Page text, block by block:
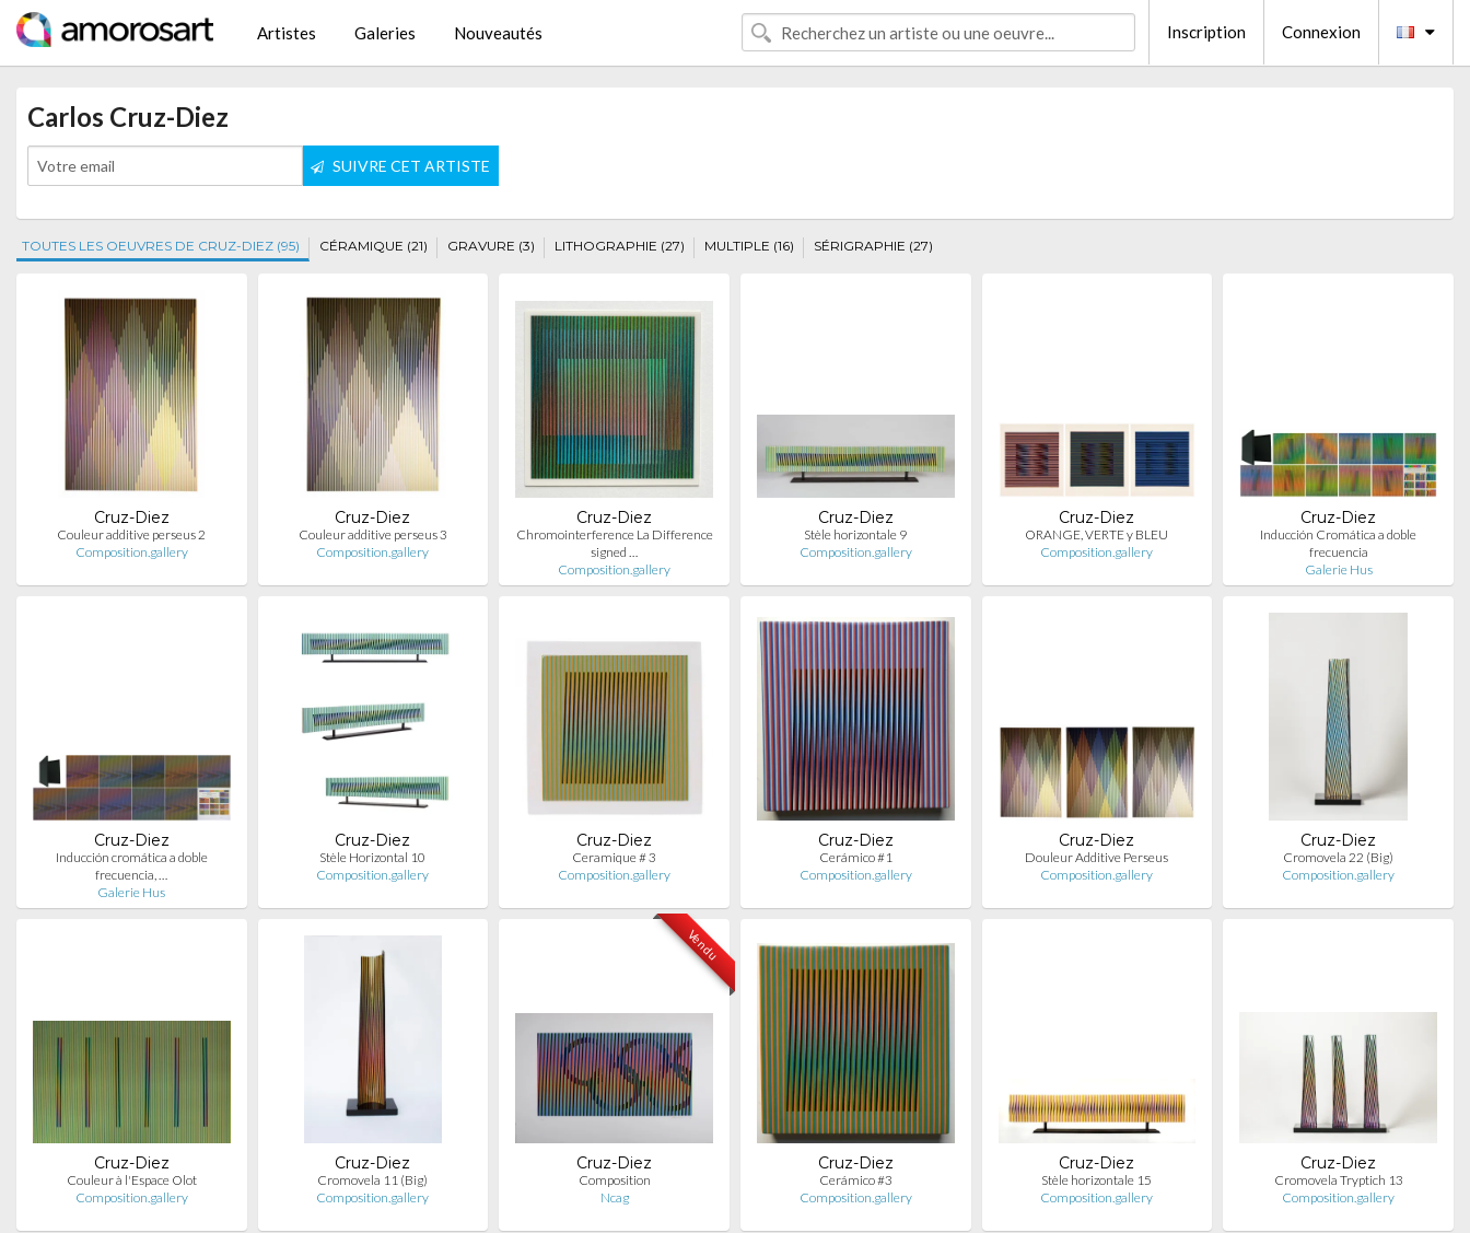
Artistes Galeries Nouveautés Inscription Connexion
Carlos Cruz-Diez
SUIVRE CET ARTISTE
TOUTES LES OEUVRES DE CRUZ-DIEZ (95) CÉRAMIQUE (21) GRAVURE (3) LITHOGRAPHIE (27) MULTIPLE (16) SÉRIGRAPHIE (27)
Cruz-Diez
Couleur additive perseus 2
Composition.gallery
Cruz-Diez
Couleur additive perseus 3
Composition.gallery
Cruz-Diez
Chromointerference La Difference
signed …
Composition.gallery
Cruz-Diez
Stèle horizontale 9
Composition.gallery
Cruz-Diez
ORANGE, VERTE y BLEU
Composition.gallery
Cruz-Diez
Inducción Cromática a doble
frecuencia
Galerie Hus
Cruz-Diez
Inducción cromática a doble
frecuencia, …
Galerie Hus
Cruz-Diez
Stèle Horizontal 10
Composition.gallery
Cruz-Diez
Ceramique # 3
Composition.gallery
Cruz-Diez
Cerámico #1
Composition.gallery
Cruz-Diez
Douleur Additive Perseus
Composition.gallery
Cruz-Diez
Cromovela 22 (Big)
Composition.gallery
Cruz-Diez
Couleur à l'Espace Olot
Composition.gallery
Cruz-Diez
Cromovela 11 (Big)
Composition.gallery
Vendu
Cruz-Diez
Composition
Ncag
Cruz-Diez
Cerámico #3
Composition.gallery
Cruz-Diez
Stèle horizontale 15
Composition.gallery
Cruz-Diez
Cromovela Tryptich 13
Composition.gallery